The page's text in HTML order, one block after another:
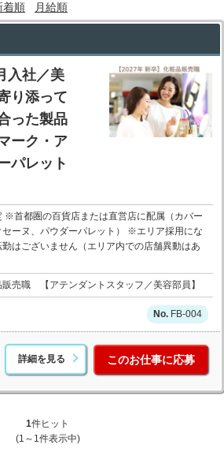
着順 月給順
入社／美
り添って
った製品
ーク・ア
パレット
首都圏の百貨店または直営店に配属（カバー
セーヌ、パウダーパレット） ※エリア採用にな
勤はございません（エリア内での店舗異動はあ
売職 【アテンダントスタッフ／美容部員】
FB-004
詳細を見る このお仕事に応募
1件ヒット
(1～1件表示中)